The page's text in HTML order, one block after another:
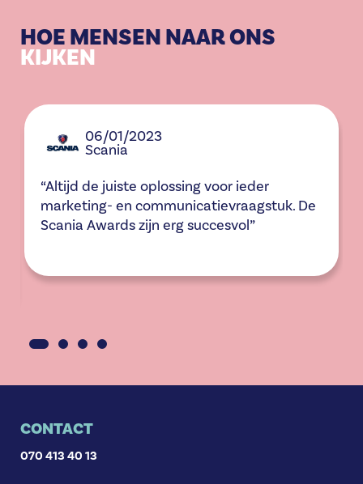
HOE MENSEN NAAR ONS
KIJKEN
06/01/2023
Scania
“Altijd de juiste oplossing voor ieder
marketing- en communicatievraagstuk. De
Scania Awards zijn erg succesvol”
CONTACT
070 413 40 13